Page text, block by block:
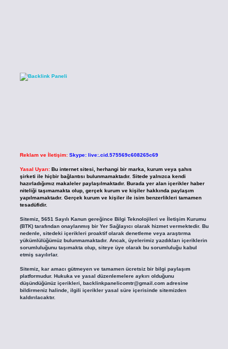
Reklam ve İletişim: Skype: live:.cid.575569c608265c69
Yasal Uyarı: Bu internet sitesi, herhangi bir marka, kurum veya şahıs
şirketi ile hiçbir bağlantısı bulunmamaktadır. Sitede yalnızca kendi
hazırladığımız makaleler paylaşılmaktadır. Burada yer alan içerikler haber
niteliği taşımamakta olup, gerçek kurum ve kişiler hakkında paylaşım
yapılmamaktadır. Gerçek kurum ve kişiler ile isim benzerlikleri tamamen
tesadüfidir.
Sitemiz, 5651 Sayılı Kanun gereğince Bilgi Teknolojileri ve İletişim Kurumu
(BTK) tarafından onaylanmış bir Yer Sağlayıcı olarak hizmet vermektedir. Bu
nedenle, sitedeki içerikleri proaktif olarak denetleme veya araştırma
yükümlülüğümüz bulunmamaktadır. Ancak, üyelerimiz yazdıkları içeriklerin
sorumluluğunu taşımakta olup, siteye üye olarak bu sorumluluğu kabul
etmiş sayılırlar.
Sitemiz, kar amacı gütmeyen ve tamamen ücretsiz bir bilgi paylaşım
platformudur. Hukuka ve yasal düzenlemelere aykırı olduğunu
düşündüğünüz içerikleri, backlinkpanelicomtr@gmail.comadresine
bildirmeniz halinde, ilgili içerikler yasal süre içerisinde sitemizden
kaldırılacaktır.